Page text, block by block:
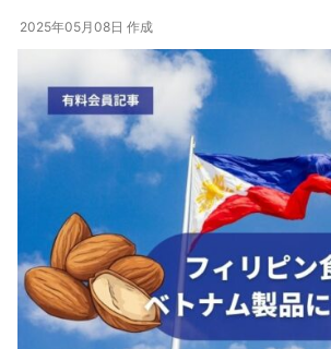
2025年05月08日 作成